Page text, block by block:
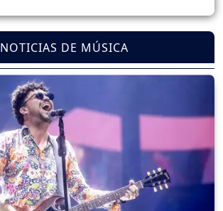
NOTICIAS DE MÚSICA